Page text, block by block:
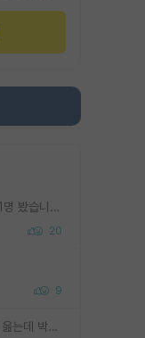
서성한 박사로 교수 된 사람 딱 1명 봤습니다. 근데 지방대 박사로 교수된 거는 기적이 일어나야되요. 서성한 학부부터여도 빡센게 교수임용일텐데 지방대박사로 무슨 교수가 되나요...... 중소기업/중견기업 팀장급/연구소장급이나 될거 같네요.
20
9
서당개 개 ㅅㄲ도 3년이면 풍월 읊는데 박사 5년 이상 대리고 있으면서 물된건 교수 탓 맞는ㄱ게 거기가 서당이 아니란 소리임